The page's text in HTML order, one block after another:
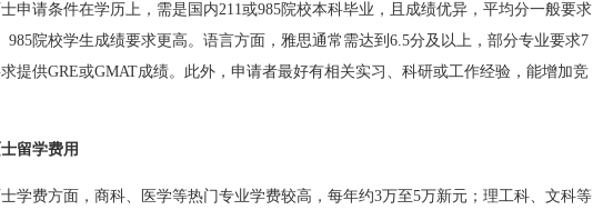
申请条件在学历上，需是国内211或985院校本科毕业，且成绩优异，平均分一般要求
985院校学生成绩要求更高。语言方面，雅思通常需达到6.5分及以上，部分专业要求7
提供GRE或GMAT成绩。此外，申请者最好有相关实习、科研或工作经验，能增加竞
留学费用
学费方面，商科、医学等热门专业学费较高，每年约3万至5万新元；理工科、文科等